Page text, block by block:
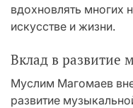
вдохновлять многих
искусстве и жизни.
Вклад в развитие
Муслим Магомаев
развитие